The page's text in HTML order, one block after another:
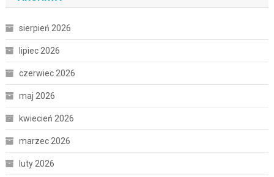
sierpień 2026
lipiec 2026
czerwiec 2026
maj 2026
kwiecień 2026
marzec 2026
luty 2026